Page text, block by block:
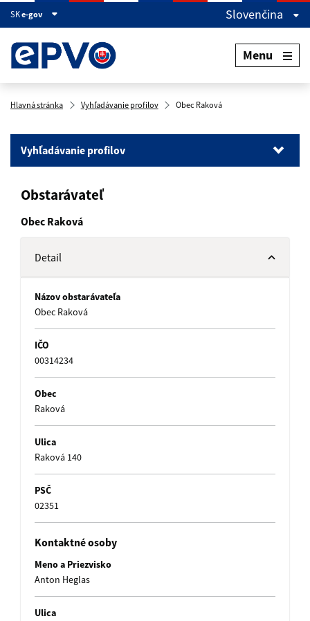
SKe-gov Slovenčina
Menu
Hlavná stránka Vyhľadávanie profilov Obec Raková
Vyhľadávanie profilov
Vyhľadávanie zákaziek
Obstarávateľ
Obec Raková
Detail
Názov obstarávateľa
Obec Raková
IČO
00314234
Obec
Raková
Ulica
Raková 140
PSČ
02351
Kontaktné osoby
Meno a Priezvisko
Anton Heglas
Ulica